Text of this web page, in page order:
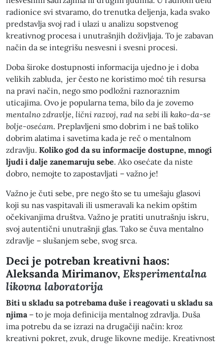
radionice svi stvaramo, do trenutka deljenja, kada svako
predstavlja svoj rad i ulazi u analizu sopstvenog
kreativnog procesa i unutrašnjih doživljaja. To je zabavan
način da se integrišu nesvesni i svesni procesi.
Doba široke dostupnosti informacija ujedno je i doba
velikih zabluda, jer često ne koristimo moć tih resursa
na pravi način, nego smo podložni raznoraznim
uticajima. Ovo je popularna tema, bilo da je zovemo
mentalno zdravlje, lični razvoj, rad na sebi ili kako-da-se
bolje-osećam. Preplavljeni smo dobrim i ne baš toliko
dobrim alatima i savetima kada je reč o mentalnom
zdravlju. Koliko god da su informacije dostupne, mnogi
ljudi i dalje zanemaruju sebe. Ako osećate da niste
dobro, nemojte to zapostavljati – važno je!
Važno je čuti sebe, pre nego što se tu umešaju glasovi
koji su nas vaspitavali ili usmeravali ka nekim opštim
očekivanjima društva. Važno je pratiti unutrašnju iskru,
svoj autentični unutrašnji glas. Tako se čuva mentalno
zdravlje – slušanjem sebe, svog srca.
Deci je potreban kreativni haos:
Aleksanda Mirimanov, Eksperimentalna
likovna laboratorija
Biti u skladu sa potrebama duše i reagovati u skladu sa
njima– to je moja definicija mentalnog zdravlja. Duša
ima potrebu da se izrazi na drugačiji način: kroz
kreativni pokret, zvuk, druge likovne medije. Kreativnost